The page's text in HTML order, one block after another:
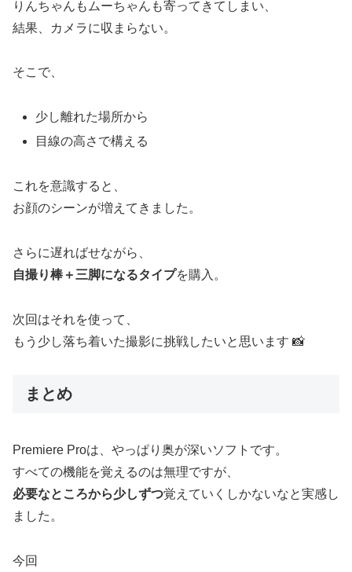
りんちゃんもムーちゃんも寄ってきてしまい、
結果、カメラに収まらない。
そこで、
少し離れた場所から
目線の高さで構える
これを意識すると、
お顔のシーンが増えてきました。
さらに遅ればせながら、
自撮り棒＋三脚になるタイプを購入。
次回はそれを使って、
もう少し落ち着いた撮影に挑戦したいと思います 📸
まとめ
Premiere Proは、やっぱり奥が深いソフトです。
すべての機能を覚えるのは無理ですが、
必要なところから少しずつ覚えていくしかないなと実感し
ました。
今回